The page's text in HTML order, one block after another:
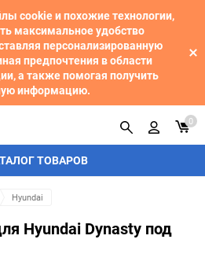
cookie и похожие технологии,
максимальное удобство
персонализированную
предпочтения в области
а также помогая получить
информацию.
ТОВАРОВ
0
Hyundai
Hyundai Dynasty под